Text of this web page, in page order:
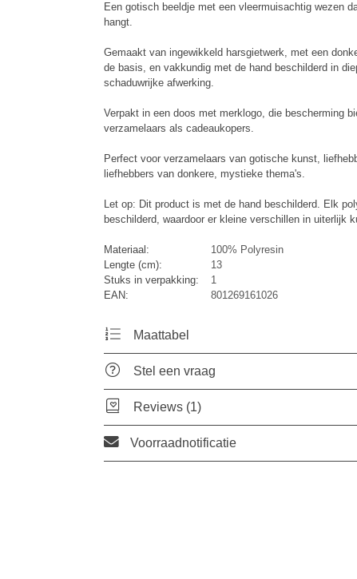
Een gotisch beeldje met een vleermuisachtig wezen
hangt.
Gemaakt van ingewikkeld harsgietwerk, met een
de basis, en vakkundig met de hand beschilderd in
schaduwrijke afwerking.
Verpakt in een doos met merklogo, die bescherming
verzamelaars als cadeaukopers.
Perfect voor verzamelaars van gotische kunst,
liefhebbers van donkere, mystieke thema's.
Let op: Dit product is met de hand beschilderd. Elk
beschilderd, waardoor er kleine verschillen in uiterlijk
Materiaal:
100% Polyresin
Lengte (cm):
13
Stuks in verpakking:
1
EAN:
801269161026
Maattabel
Stel een vraag
Reviews (1)
Voorraadnotificatie